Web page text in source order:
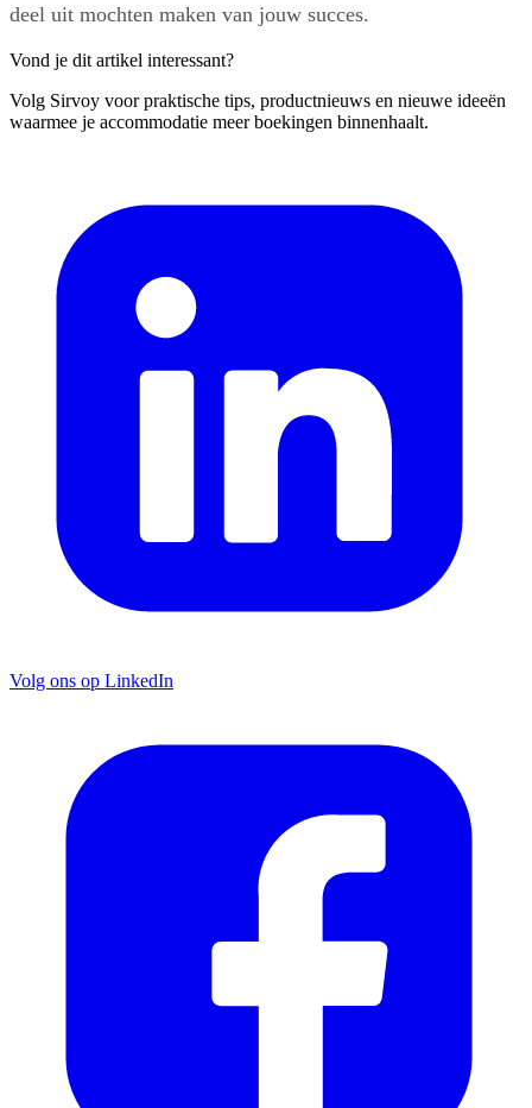
deel uit mochten maken van jouw succes.
Vond je dit artikel interessant?
Volg Sirvoy voor praktische tips, productnieuws en nieuwe ideeën
waarmee je accommodatie meer boekingen binnenhaalt.
Volg ons op LinkedIn